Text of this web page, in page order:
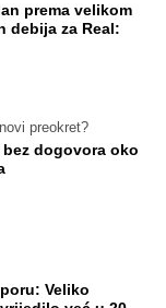
prema velikom
debija za Real:
preokret?
dogovora oko
Veliko